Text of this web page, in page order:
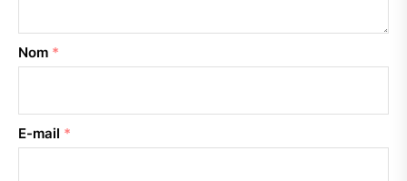
Nom *
E-mail *